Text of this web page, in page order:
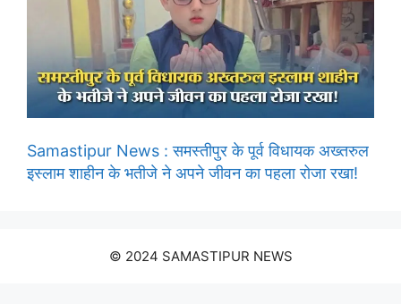
Samastipur News : समस्तीपुर के पूर्व विधायक अख्तरुल
इस्लाम शाहीन के भतीजे ने अपने जीवन का पहला रोजा रखा!
© 2024 SAMASTIPUR NEWS